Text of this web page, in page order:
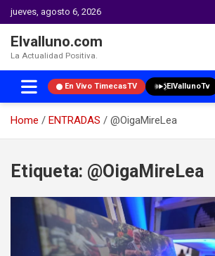
jueves, agosto 6, 2026
Elvalluno.com
La Actualidad Positiva.
En Vivo TimecasTV ElVallunoTv
Home ENTRADAS
@OigaMireLea
content
Etiqueta: @OigaMireLea